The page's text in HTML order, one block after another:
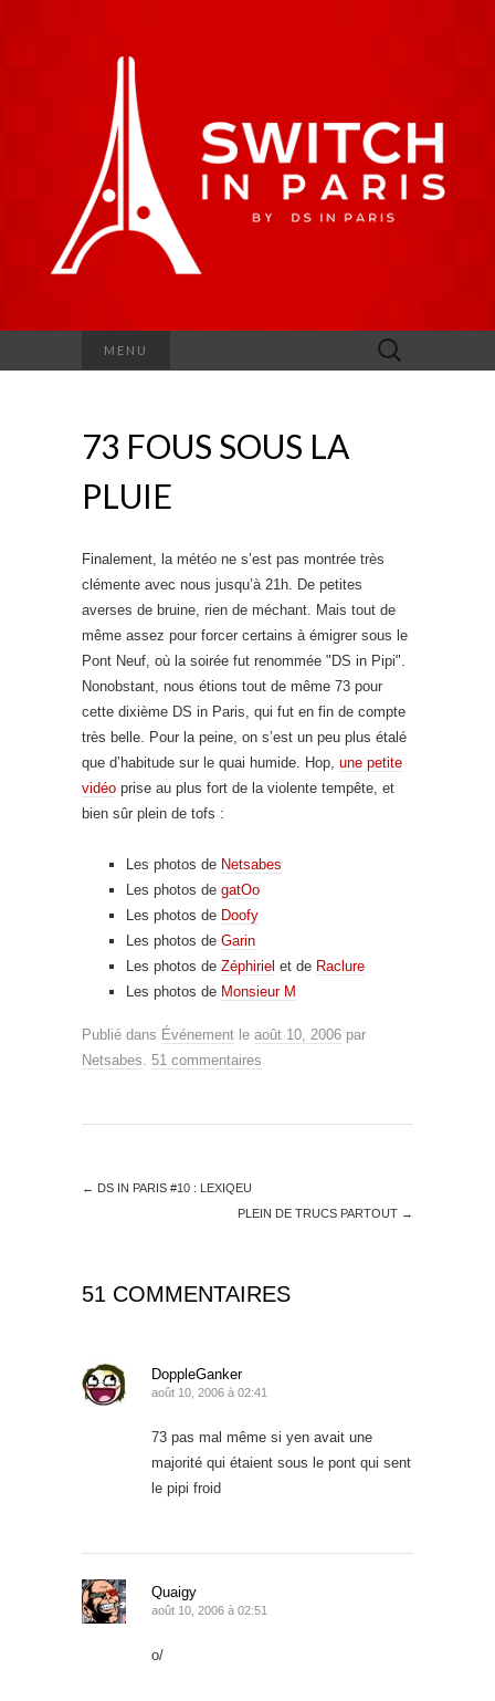
MENU Rechercher :
73 FOUS SOUS LA
PLUIE
Finalement, la météo ne s’est pas montrée très
clémente avec nous jusqu’à 21h. De petites
averses de bruine, rien de méchant. Mais tout de
même assez pour forcer certains à émigrer sous le
Pont Neuf, où la soirée fut renommée "DS in Pipi".
Nonobstant, nous étions tout de même 73 pour
cette dixième DS in Paris, qui fut en fin de compte
très belle. Pour la peine, on s’est un peu plus étalé
que d’habitude sur le quai humide. Hop, une petite
vidéo prise au plus fort de la violente tempête, et
bien sûr plein de tofs :
Les photos de Netsabes
Les photos de gatOo
Les photos de Doofy
Les photos de Garin
Les photos de Zéphiriel et de Raclure
Les photos de Monsieur M
Publié dans Événement le août 10, 2006 par
Netsabes 51 commentaires
← DS IN PARIS #10 : LEXIQEU
PLEIN DE TRUCS PARTOUT →
51 COMMENTAIRES
DoppleGanker
août 10, 2006 à 02:41
73 pas mal même si yen avait une
majorité qui étaient sous le pont qui sent
le pipi froid
Quaigy
août 10, 2006 à 02:51
o/